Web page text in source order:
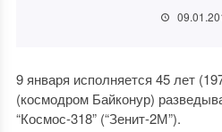
9 января исполняется 45 лет
(космодром Байконур)
“Космос-318” (“Зенит-2М”).